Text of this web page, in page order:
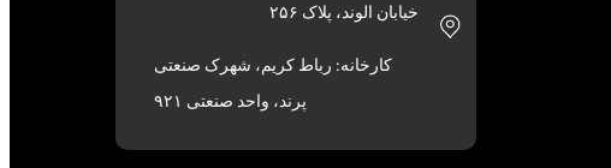
خیابان الوند، پلاک ۲۵۶
کارخانه: رباط کریم، شهرک صنعتی
پرند، واحد صنعتی ۹۲۱